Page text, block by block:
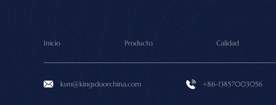
Inicio Producto Calidad
ksm@kingsdoorchina.com +86-13857003056